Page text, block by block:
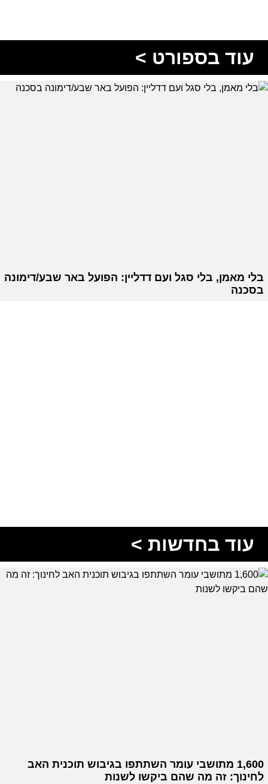
עוד בספורט >
בלי מאמן, בלי סגל ועם דדליין: הפועל באר שבע/דימונה
בסכנה
עוד בחדשות >
1,600 מתושבי עומר השתתפו בגיבוש תוכנית האב
לחינוך: זה מה שהם ביקשו לשנות